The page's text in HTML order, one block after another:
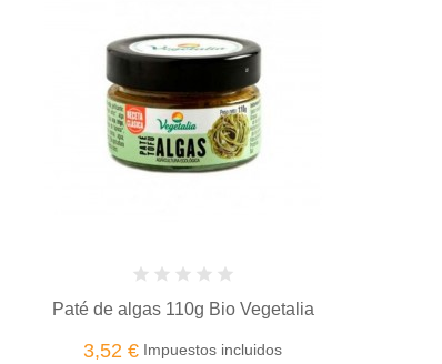
Paté de algas 110g Bio Vegetalia
3,52 € Impuestos incluidos